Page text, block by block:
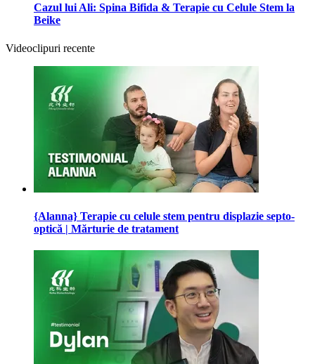
Cazul lui Ali: Spina Bifida & Terapie cu Celule Stem la
Beike
Videoclipuri recente
{Alanna} Terapie cu celule stem pentru displazie septo-
optică | Mărturie de tratament